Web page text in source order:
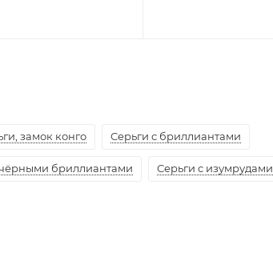
замок конго Серьги с бриллиантами
бриллиантами Серьги с изумрудами